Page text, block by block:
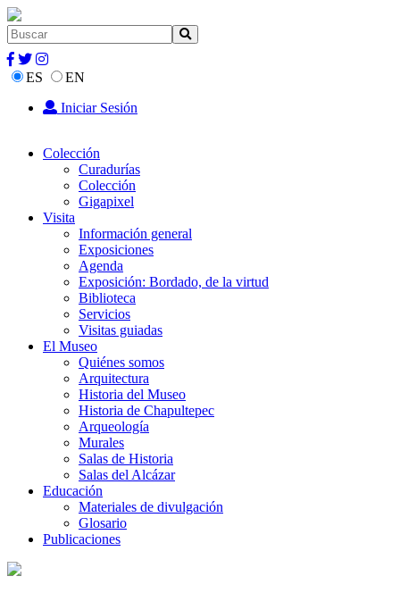
ES
EN
Iniciar Sesión
Colección
Curadurías
Colección
Gigapixel
Visita
Información general
Exposiciones
Agenda
Exposición: Bordado, de la virtud
Biblioteca
Servicios
Visitas guiadas
El Museo
Quiénes somos
Arquitectura
Historia del Museo
Historia de Chapultepec
Arqueología
Murales
Salas de Historia
Salas del Alcázar
Educación
Materiales de divulgación
Glosario
Publicaciones